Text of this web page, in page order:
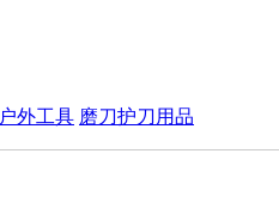
户外工具 磨刀护刀用品